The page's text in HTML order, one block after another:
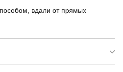
вдали от прямых